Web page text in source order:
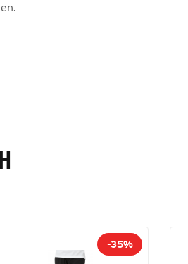
-35%